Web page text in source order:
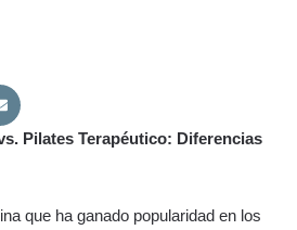
Pilates Terapéutico: Diferencias
que ha ganado popularidad en los